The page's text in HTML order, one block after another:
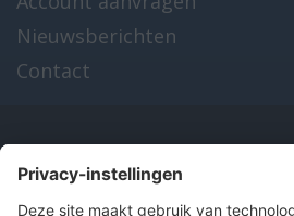
Nieuwsberichten
Contact
Onze producten
en diensten
Over Hitma